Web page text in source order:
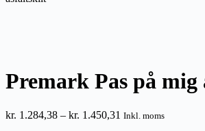
Premark Pas på
kr. 1.284,38 – kr. 1.450,31 Prisinterval:
Inkl. moms